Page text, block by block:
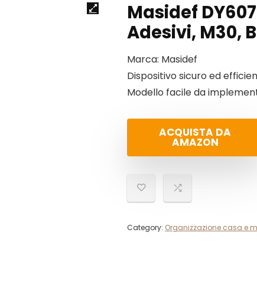
Masidef
Adesivi, M30,
Marca: Masidef
Dispositivo sicuro ed
Modello facile da
ACQUISTA DA
AMAZON
Category: Organizzazione casa e